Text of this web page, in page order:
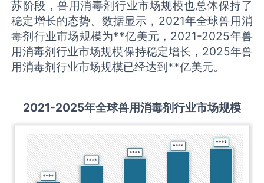
苏阶段，兽用消毒剂行业市场规模也总体保持了
稳定增长的态势。数据显示，2021年全球兽用消
毒剂行业市场规模为**亿美元，2021-2025年兽
用消毒剂行业市场规模保持稳定增长，2025年兽
用消毒剂行业市场规模已经达到**亿美元。
2021-2025年全球兽用消毒剂行业市场规模